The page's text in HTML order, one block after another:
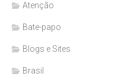
Atenção
Bate-papo
Blogs e Sites
Brasil